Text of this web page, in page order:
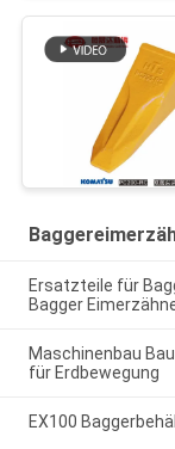
Ersatzteile für
Bagger
Maschinenbau
für Erdbewegung
EX100